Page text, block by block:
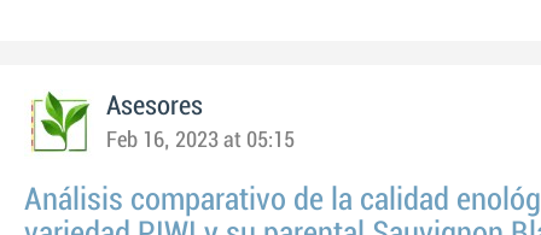
Asesores
Feb 16, 2023 at 05:15
Análisis comparativo de la calidad